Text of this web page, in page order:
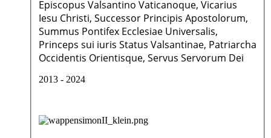
Episcopus Valsantino Vaticanoque, Vicarius
Iesu Christi, Successor Principis Apostolorum,
Summus Pontifex Ecclesiae Universalis,
Princeps sui iuris Status Valsantinae, Patriarcha
Occidentis Orientisque, Servus Servorum Dei
2013 - 2024